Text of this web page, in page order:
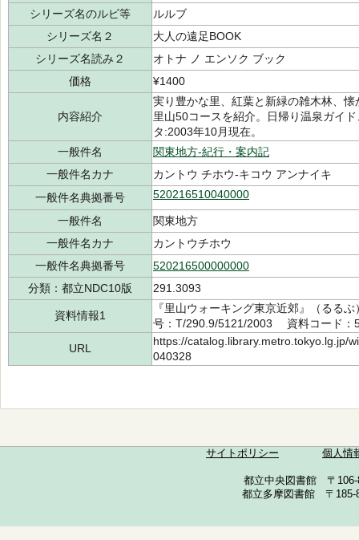
シリーズ名のルビ等
ルルブ
シリーズ名２
大人の遠足BOOK
シリーズ名読み２
オトナ ノ エンソク ブック
価格
¥1400
内容紹介
実り豊かな里、紅葉と新緑の雑木林、
里山50コースを紹介。日帰り温泉ガイ
タ:2003年10月現在。
一般件名
関東地方-紀行・案内記
一般件名カナ
カントウ チホウ-キコウ アンナイキ
一般件名典拠番号
520216510040000
一般件名
関東地方
一般件名カナ
カントウチホウ
一般件名典拠番号
520216500000000
分類：都立NDC10版
291.3093
資料情報1
『里山ウォーキング東京近郊』（る
号：T/290.9/5121/2003 資料コード：
URL
https://catalog.library.metro.tokyo.lg.jp/
040328
サイトポリシー 個人情
都立中央図書館 〒
都立多摩図書館 〒185-